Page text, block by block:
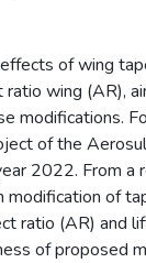
of wing
wing (AR),
modifications.
of the
2022. From a
of
ratio (AR) and
of proposed